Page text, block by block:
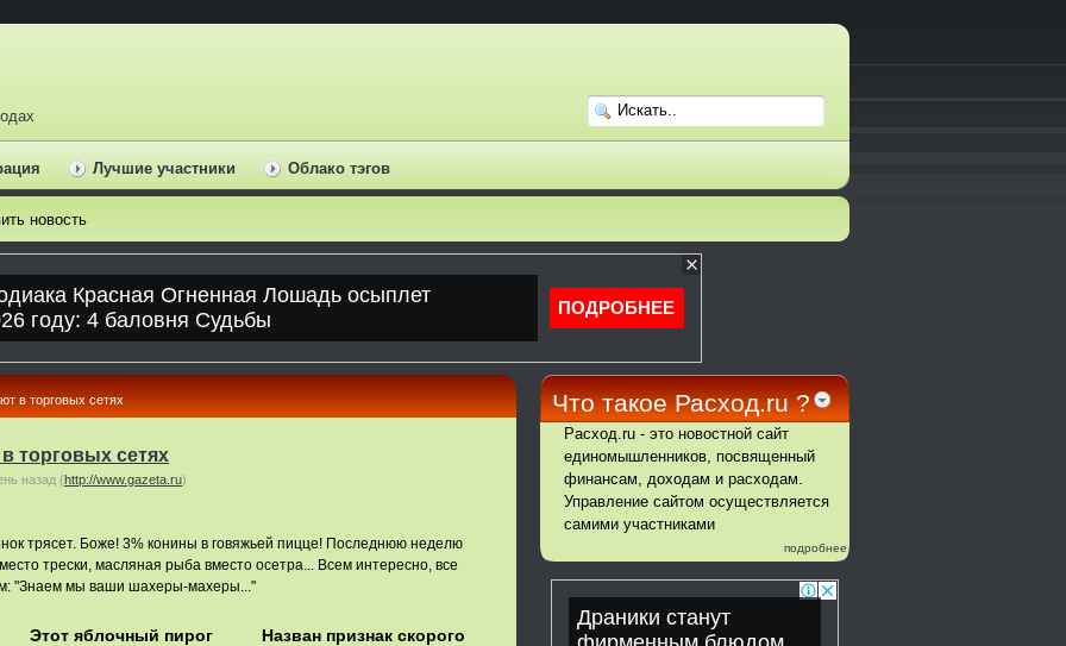
Лучшие участники Облако тэгов
новость
в торговых сетях
торговых сетях
назад (http://www.gazeta.ru)
трясет. Боже! 3% конины в говяжьей пицце! Последнюю неделю
трески, масляная рыба вместо осетра... Всем интересно, все
"Знаем мы ваши шахеры-махеры..."
Этот яблочный пирог
Назван признак скорого
Что такое Расход.ru ?
Расход.ru - это новостной сайт
единомышленников, посвященный
финансам, доходам и расходам.
Управление сайтом осуществляется
самими участниками
подробнее